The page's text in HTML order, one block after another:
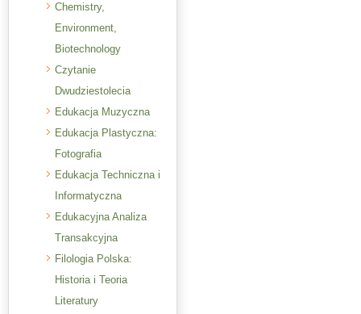
Chemistry,
Environment,
Biotechnology
Czytanie
Dwudziestolecia
Edukacja Muzyczna
Edukacja Plastyczna:
Fotografia
Edukacja Techniczna i
Informatyczna
Edukacyjna Analiza
Transakcyjna
Filologia Polska:
Historia i Teoria
Literatury